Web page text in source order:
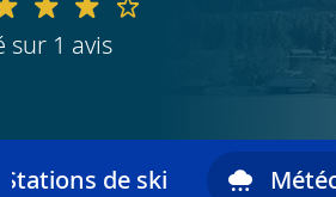
sur 1 avis
Stations de ski